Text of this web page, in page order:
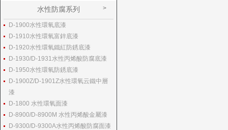
水性防腐系列
D-1900水性環氧底漆
D-1910水性環氧富鋅底漆
D-1920水性環氧鐵紅防銹底漆
D-1930/D-1931水性丙烯酸防腐底漆
D-1950水性環氧防銹底漆
D-1900Z/D-1901Z水性環氧云鐵中層
漆
D-1800 水性環氧面漆
D-8900/D-8900M 水性丙烯酸金屬漆
D-9300/D-9300A水性丙烯酸防腐面漆